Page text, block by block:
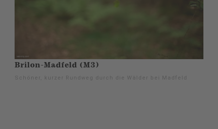
Brilon-Madfeld (M3)
Schöner, kurzer Rundweg durch die Wälder bei Madfeld